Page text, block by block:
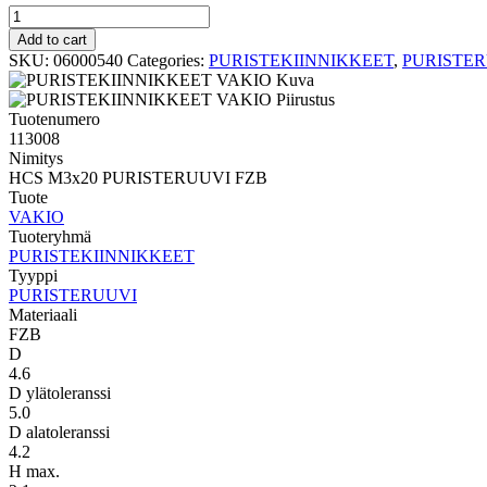
PURISTERUUVI
VAKIO
HCS
M3x20
PURISTERUUVI
FZB
quantity
Add to cart
SKU: 06000540 Categories: PURISTEKIINNIKKEET,
Tuotenumero
113008
Nimitys
HCS M3x20 PURISTERUUVI FZB
Tuote
VAKIO
Tuoteryhmä
PURISTEKIINNIKKEET
Tyyppi
PURISTERUUVI
Materiaali
FZB
D
4.6
D ylätoleranssi
5.0
D alatoleranssi
4.2
H max.